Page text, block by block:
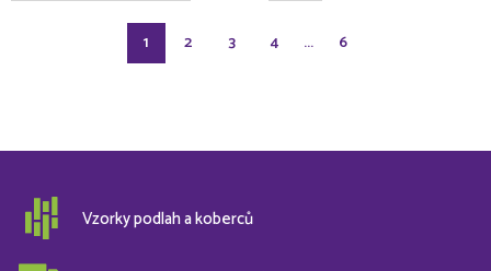
1 2 3 4 ... 6
Vzorky podlah a koberců